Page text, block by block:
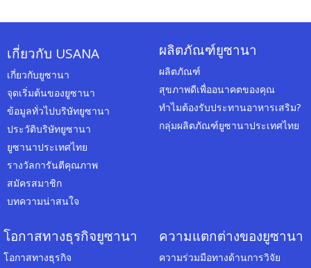
เกี่ยวกับ USANA
เกี่ยวกับยูซานา
จุดเริ่มต้นของยูซานา
ข้อมูลทั่วไปบริษัทยูซานา
ประวัติบริษัทยูซานา
ยูซานาประเทศไทย
รางวัลการันตีคุณภาพ
สมัครสมาชิก
บทความน่าสนใจ
ผลิตภัณฑ์ยูซานา
ผลิตภัณฑ์
สุขภาพดีเพื่ออนาคตของคุณ
ทำไมต้องรับประทานอาหารเสริม?
กลุ่มผลิตภัณฑ์ยูซานาประเทศไทย
โอกาสทางธุรกิจยูซานา
โอกาสทางธุรกิจ
ความแตกต่างของยูซานา
ความร่วมมือทางด้านการวิจัย